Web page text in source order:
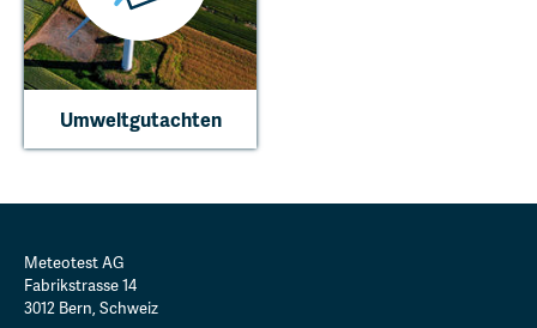
Umweltgutachten
Meteotest AG
Fabrikstrasse 14
3012 Bern, Schweiz